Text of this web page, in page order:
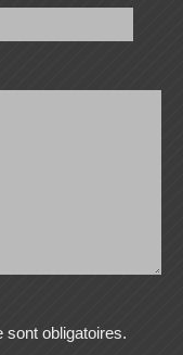
sont obligatoires.